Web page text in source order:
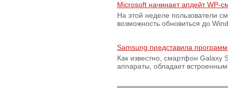
Microsoft начинает апдейт WP-
На этой неделе пользователи
возможность обновиться до
Samsung представила
Как известно, смартфон Galaxy
аппараты, обладает